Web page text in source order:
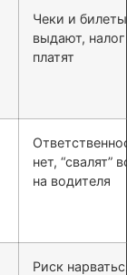
Чеки и
выдают,
платят
нет, “свалят”
на водителя
Риск